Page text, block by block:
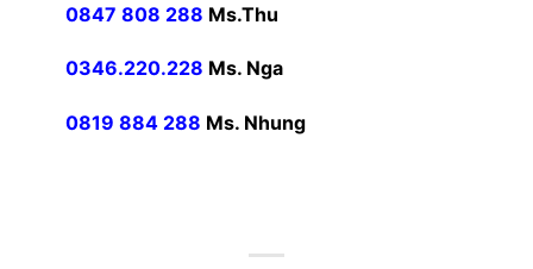
0847 808 288 Ms.Thu
0346.220.228 Ms. Nga
0819 884 288 Ms. Nhung